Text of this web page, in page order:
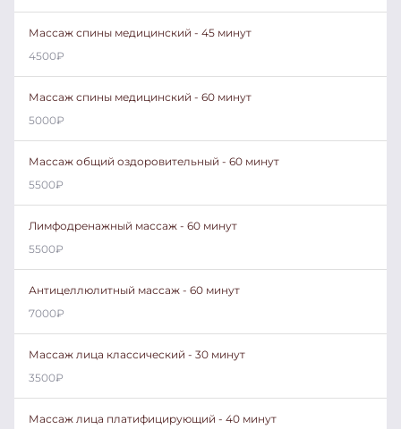
Массаж спины медицинский - 45 минут
4500₽
Массаж спины медицинский - 60 минут
5000₽
Массаж общий оздоровительный - 60 минут
5500₽
Лимфодренажный массаж - 60 минут
5500₽
Антицеллюлитный массаж - 60 минут
7000₽
Массаж лица классический - 30 минут
3500₽
Массаж лица платифицирующий - 40 минут